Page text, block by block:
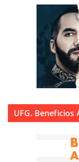
UFG. Beneficios